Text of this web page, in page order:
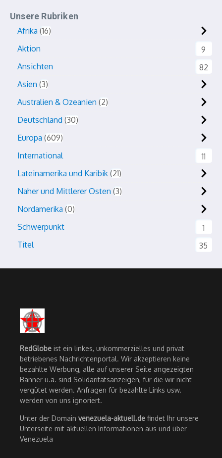
Unsere Rubriken
Afrika 16
Aktion
9
Ansichten
82
Asien 3
Australien & Ozeanien 2
Deutschland 30
Europa 609
International
11
Lateinamerika und Karibik 21
Naher und Mittlerer Osten 3
Nordamerika 0
Schwerpunkt
1
Titel
35
RedGlobe ist ein linkes, unkommerzielles und privat
betriebenes Nachrichtenportal. Wir akzeptieren keine
bezahlte Werbung, alle auf unserer Seite angezeigten
Banner u.ä. sind Solidaritätsanzeigen, für die wir nicht
vergütet werden. Anfragen für bezahlte Links usw.
werden von uns ignoriert.
Unter der Domain venezuela-aktuell.de findet Ihr unsere
Unterseite mit aktuellen Informationen aus und über
Venezuela